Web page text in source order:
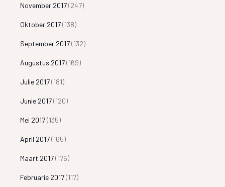
November 2017(247)
Oktober 2017(138)
September 2017(132)
Augustus 2017(169)
Julie 2017(181)
Junie 2017(120)
Mei 2017(135)
April 2017(165)
Maart 2017(176)
Februarie 2017(117)